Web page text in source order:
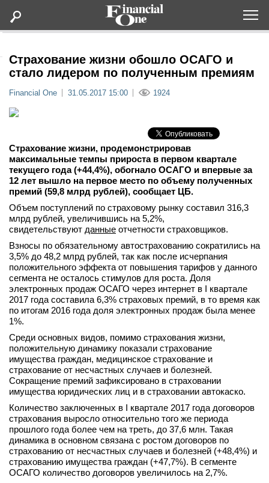
Статьи
Lifestyle
Мероприятия
Новости
Интервью
вконтакте
телеграм
Вход
Страхование жизни обошло ОСАГО и
стало лидером по полученным премиям
Financial One 31.05.2017 15:00 1924
Страхование жизни, продемонстрировав
максимальные темпы прироста в первом квартале
текущего года (+44,4%), обогнало ОСАГО и впервые за
12 лет вышло на первое место по объему полученных
премий (59,8 млрд рублей), сообщает ЦБ.
Объем поступлений по страховому рынку составил 316,3
млрд рублей, увеличившись на 5,2%,
свидетельствуют данные отчетности страховщиков.
Взносы по обязательному автострахованию сократились на
3,5% до 48,2 млрд рублей, так как после исчерпания
положительного эффекта от повышения тарифов у данного
сегмента не осталось стимулов для роста. Доля
электронных продаж ОСАГО через интернет в I квартале
2017 года составила 6,3% страховых премий, в то время как
по итогам 2016 года доля электронных продаж была менее
1%.
Среди основных видов, помимо страхования жизни,
положительную динамику показали страхование
имущества граждан, медицинское страхование и
страхование от несчастных случаев и болезней.
Сокращение премий зафиксировано в страховании
имущества юридических лиц и в страховании автокаско.
Количество заключенных в I квартале 2017 года договоров
страхования выросло относительно того же периода
прошлого года более чем на треть, до 37,6 млн. Такая
динамика в основном связана с ростом договоров по
страхованию от несчастных случаев и болезней (+48,4%) и
страхованию имущества граждан (+47,7%). В сегменте
ОСАГО количество договоров увеличилось на 2,7%.